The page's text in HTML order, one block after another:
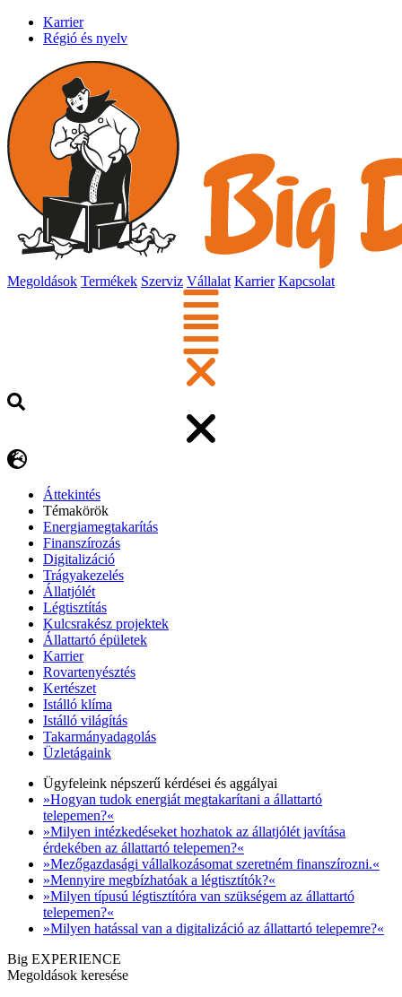
Karrier
Régió és nyelv
Megoldások Termékek Szerviz Vállalat Karrier Kapcsolat
Áttekintés
Témakörök
Energiamegtakarítás
Finanszírozás
Digitalizáció
Trágyakezelés
Állatjólét
Légtisztítás
Kulcsrakész projektek
Állattartó épületek
Karrier
Rovartenyésztés
Kertészet
Istálló klíma
Istálló világítás
Takarmányadagolás
Üzletágaink
Ügyfeleink népszerű kérdései és aggályai
»Hogyan tudok energiát megtakarítani a állattartó
telepemen?«
»Milyen intézkedéseket hozhatok az állatjólét javítása
érdekében az állattartó telepemen?«
»Mezőgazdasági vállalkozásomat szeretném finanszírozni.«
»Mennyire megbízhatóak a légtisztítók?«
»Milyen típusú légtisztítóra van szükségem az állattartó
telepemen?«
»Milyen hatással van a digitalizáció az állattartó telepemre?«
Big EXPERIENCE
Megoldások keresése